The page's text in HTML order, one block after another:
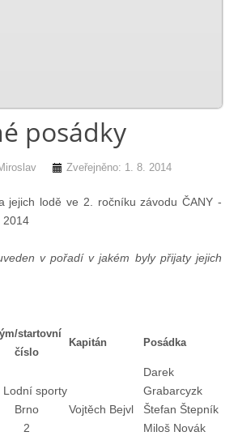
údajů
způsobilost)
posádky
Zveřejněno: 1. 8. 2014
jejich lodě ve 2. ročníku závodu ČANY -
2014
v pořadí v jakém byly přijaty jejich
startovní
číslo
Kapitán Posádka
Lodní sporty
Brno
2
Vojtěch Bejvl
Darek
Grabarcyzk
Štefan Štepník
Miloš Novák